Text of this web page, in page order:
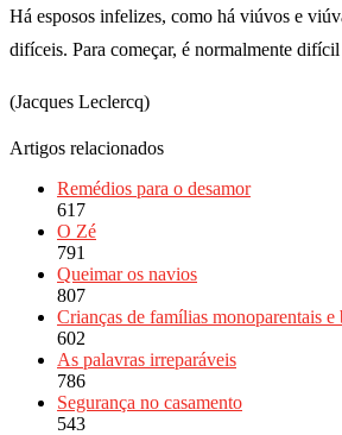
Há esposos infelizes, como há viúvos e
difíceis. Para começar, é normalmente
(Jacques Leclercq)
Artigos relacionados
Remédios para o desamor
617
O Zé
791
Queimar os navios
807
Crianças de famílias monoparentais e
602
As palavras irreparáveis
786
Segurança no casamento
543